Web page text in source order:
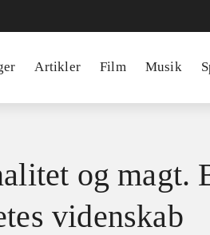
Artikler Film Musik
og magt.
videnskab